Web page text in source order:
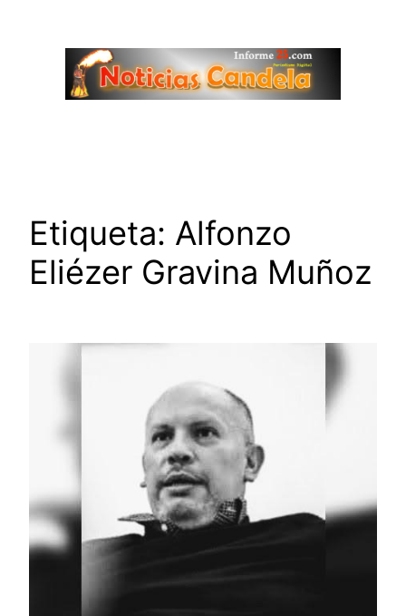
contenido
Etiqueta: Alfonzo
Eliézer Gravina Muñoz